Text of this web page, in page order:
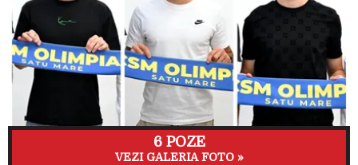
6 POZE
VEZI GALERIA FOTO »